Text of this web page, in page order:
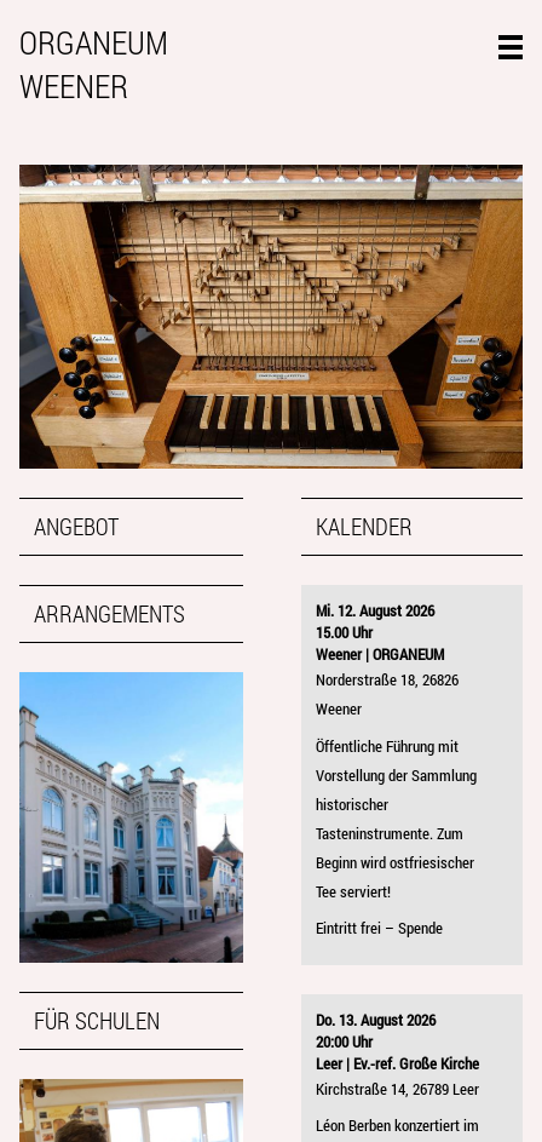
ORGANEUM
WEENER
ANGEBOT
ARRANGEMENTS
FÜR SCHULEN
KALENDER
Mi. 12. August 2026
15.00 Uhr
Weener | ORGANEUM
Norderstraße 18, 26826
Weener
Öffentliche Führung mit
Vorstellung der Sammlung
historischer
Tasteninstrumente. Zum
Beginn wird ostfriesischer
Tee serviert!
Eintritt frei – Spende
Do. 13. August 2026
20:00 Uhr
Leer | Ev.-ref. Große Kirche
Kirchstraße 14, 26789 Leer
Léon Berben konzertiert im